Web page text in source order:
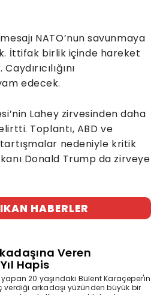
NATO’nun savunmaya
İttifak birlik içinde hareket
edecek.
Lahey zirvesinden daha
Toplantı, ABD ve
nedeniyle kritik
Donald Trump da zirveye
HABERLER
Veren
Hapis
20 yaşındaki Bülent Karaçeper'in
verdiği arkadaşı yüzünden büyük bir